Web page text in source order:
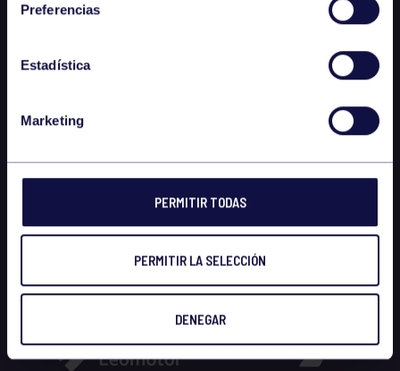
Preferencias
Estadística
Marketing
PERMITIR TODAS
PERMITIR LA SELECCIÓN
DENEGAR